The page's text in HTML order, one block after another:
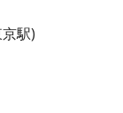
駅)